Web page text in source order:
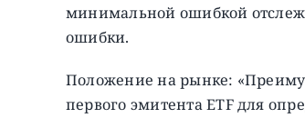
минимальной ошибкой
ошибки.
Положение на рынке:
первого эмитента ETF для